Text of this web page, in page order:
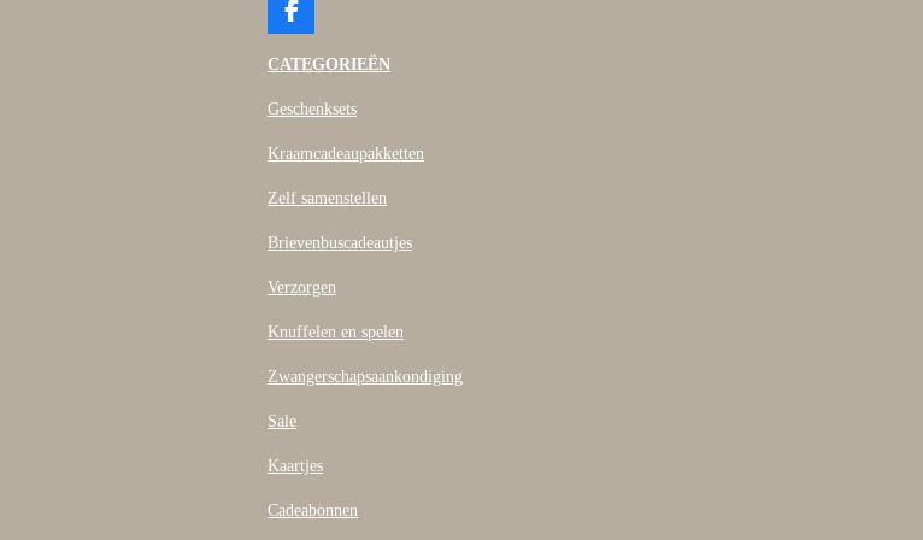
F
c
b
o
CATEGORIEËN
Geschenksets
Kraamcadeaupakketten
Zelf samenstellen
Brievenbuscadeautjes
Verzorgen
Knuffelen en spelen
Zwangerschapsaankondiging
Sale
Kaartjes
Cadeabonnen